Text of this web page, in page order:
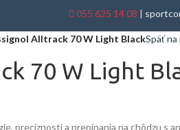
055 625 14 08 |
Alltrack 70 W Light BlackSpäť
70 W Light
precíznosti a prepínania na chôdzu s